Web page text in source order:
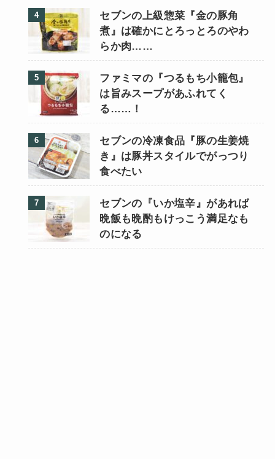
セブンの上級惣菜『金の豚角
煮』は確かにとろっとろのやわ
らか肉……
ファミマの『つるもち小籠包』
は旨みスープがあふれてく
る……！
セブンの冷凍食品『豚の生姜焼
き』は豚丼スタイルでがっつり
食べたい
セブンの『いか塩辛』があれば
晩飯も晩酌もけっこう満足なも
のになる